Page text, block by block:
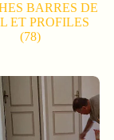
BARRES DE
ET PROFILES
(78)